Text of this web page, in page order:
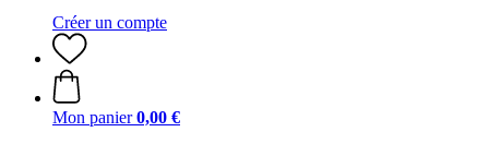
Créer un compte
Mon panier 0,00 €